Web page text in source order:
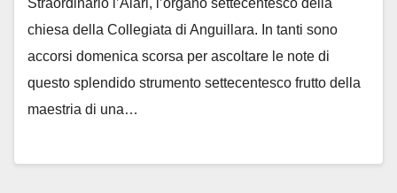
Straordinario l’Alari, l’organo settecentesco della
chiesa della Collegiata di Anguillara. In tanti sono
accorsi domenica scorsa per ascoltare le note di
questo splendido strumento settecentesco frutto della
maestria di una…